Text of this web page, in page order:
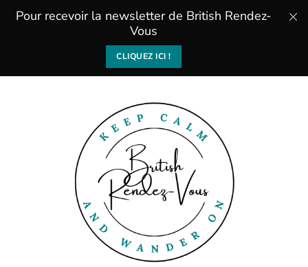
Pour recevoir la newsletter de British Rendez-
Vous
CLIQUEZ ICI !